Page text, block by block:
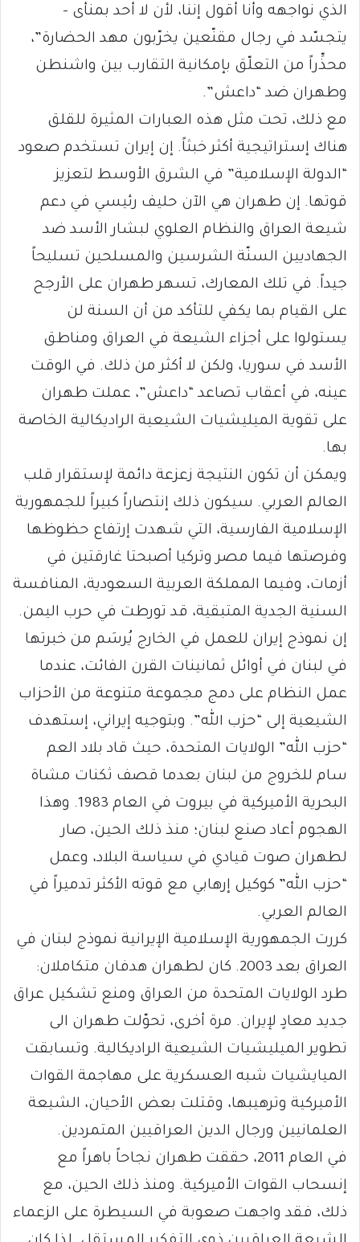
الذي نواجهه وأنا أقول إننا، لأن لا أحد بمنأى –
يتجسّد في رجال مقنّعين يخرّبون مهد الحضارة”،
محذِّراً من التعلّق بإمكانية التقارب بين واشنطن
وطهران ضد “داعش”.
مع ذلك، تحت مثل هذه العبارات المثيرة للقلق
هناك إستراتيجية أكثر خبثاً. إن إيران تستخدم صعود
“الدولة الإسلامية” في الشرق الأوسط لتعزيز
قوتها. إن طهران هي الآن حليف رئيسي في دعم
شيعة العراق والنظام العلوي لبشار الأسد ضد
الجهاديين السنّة الشرسين والمسلحين تسليحاً
جيداً. في تلك المعارك، تسهر طهران على الأرجح
على القيام بما يكفي للتأكد من أن السنة لن
يستولوا على أجزاء الشيعة في العراق ومناطق
الأسد في سوريا، ولكن لا أكثر من ذلك. في الوقت
عينه، في أعقاب تصاعد “داعش”، عملت طهران
على تقوية الميليشيات الشيعية الراديكالية الخاصة
بها.
ويمكن أن تكون النتيجة زعزعة دائمة لإستقرار قلب
العالم العربي. سيكون ذلك إنتصاراً كبيراً للجمهورية
الإسلامية الفارسية، التي شهدت إرتفاع حظوظها
وفرصتها فيما مصر وتركيا أصبحتا غارقتين في
أزمات، وفيما المملكة العربية السعودية، المنافسة
السنية الجدية المتبقية، قد تورطت في حرب اليمن.
إن نموذج إيران للعمل في الخارج يُرسَم من خبرتها
في لبنان في أوائل ثمانينات القرن الفائت، عندما
عمل النظام على دمج مجموعة متنوعة من الأحزاب
الشيعية إلى “حزب الله”. وبتوجيه إيراني، إستهدف
“حزب الله” الولايات المتحدة، حيث قاد بلاد العم
سام للخروج من لبنان بعدما قصف ثكنات مشاة
البحرية الأميركية في بيروت في العام 1983. وهذا
الهجوم أعاد صنع لبنان؛ منذ ذلك الحين، صار
لطهران صوت قيادي في سياسة البلاد، وعمل
“حزب الله” كوكيل إرهابي مع قوته الأكثر تدميراً في
العالم العربي.
كررت الجمهورية الإسلامية الإيرانية نموذج لبنان في
العراق بعد 2003. كان لطهران هدفان متكاملان:
طرد الولايات المتحدة من العراق ومنع تشكيل عراق
جديد معادٍ لإيران. مرة أخرى، تحوّلت طهران الى
تطوير الميليشيات الشيعية الراديكالية. وتسابقت
الميايشيات شبه العسكرية على مهاجمة القوات
الأميركية وترهيبها، وقتلت بعض الأحيان، الشيعة
العلمانيين ورجال الدين العراقيين المتمردين.
في العام 2011، حققت طهران نجاحاً باهراً مع
إنسحاب القوات الأميركية. ومنذ ذلك الحين، مع
ذلك، فقد واجهت صعوبة في السيطرة على الزعماء